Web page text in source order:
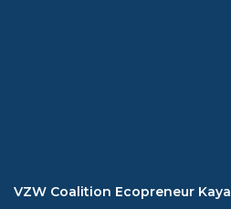
VZW Coalition Ecopreneur Kaya